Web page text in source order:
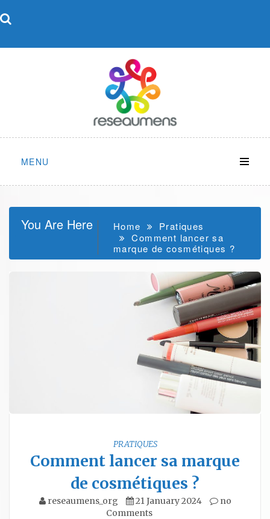
to
MENU
You Are Here Home
Pratiques
Comment lancer sa
marque de cosmétiques ?
PRATIQUES
Comment lancer sa marque
de cosmétiques ?
reseaumens_org 21 January 2024
no
Comments